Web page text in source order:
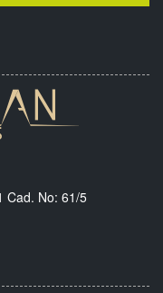
Cad. No: 61/5